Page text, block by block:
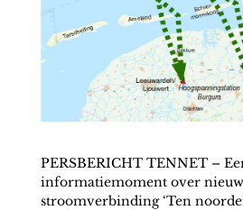
PERSBERICHT TENNET –
informatiemoment over
stroomverbinding ‘Ten